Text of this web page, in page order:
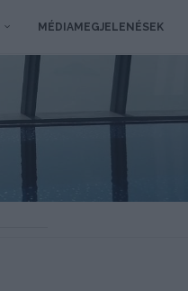
MÉDIAMEGJELENÉSEK